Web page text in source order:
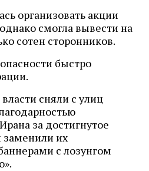
организовать акции
смогла вывести на
сотен сторонников.
быстро
сняли с улиц
за достигнутое
заменили их
с лозунгом